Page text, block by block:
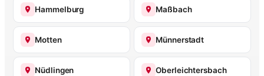
Hammelburg Maßbach
Motten Münnerstadt
Nüdlingen Oberleichtersbach